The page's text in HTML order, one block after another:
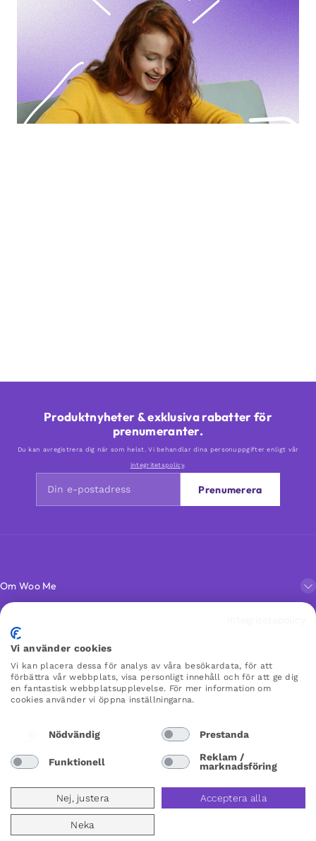
Produktnyheter & exklusiva rabatter för
prenumeranter.
Du kan avregistrera dig när som helst. Vi behandlar dina personuppgifter enligt vår
integritetspolicy.
Prenumerera
Om Woo Me
Kundservice
Favoriter
WOO ME
Vi använder cookies
Vi kan placera dessa för analys av våra besökardata, för att
förbättra vår webbplats, visa personligt innehåll och för att ge dig
en fantastisk webbplatsupplevelse. För mer information om
cookies använder vi öppna inställningarna.
Nödvändig Prestanda
Funktionell
Reklam /
marknadsföring
Nej, justera Acceptera alla
Neka